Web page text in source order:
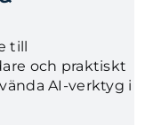
till
och praktiskt
AI-verktyg i